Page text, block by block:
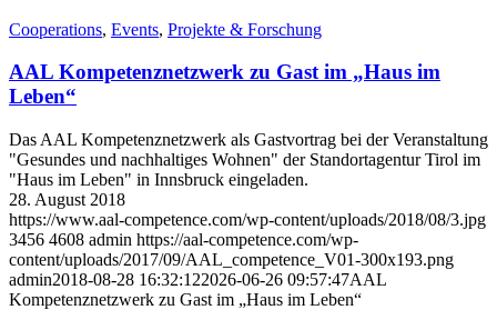
Cooperations, Events, Projekte & Forschung
AAL Kompetenznetzwerk zu Gast im „Haus im
Leben“
Das AAL Kompetenznetzwerk als Gastvortrag bei der Veranstaltung
"Gesundes und nachhaltiges Wohnen" der Standortagentur Tirol im
"Haus im Leben" in Innsbruck eingeladen.
28. August 2018
https://www.aal-competence.com/wp-content/uploads/2018/08/3.jpg
3456 4608 admin https://aal-competence.com/wp-
content/uploads/2017/09/AAL_competence_V01-300x193.png
admin2018-08-28 16:32:122026-06-26 09:57:47AAL
Kompetenznetzwerk zu Gast im „Haus im Leben“